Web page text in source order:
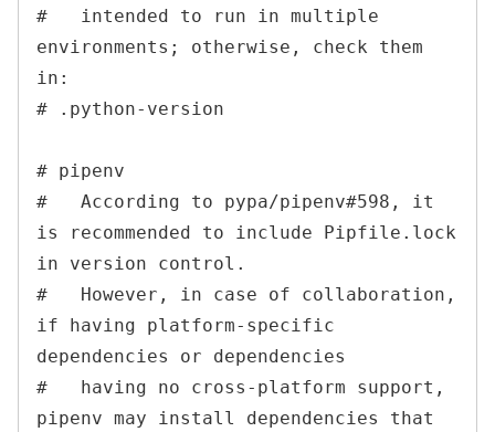
#   intended to run in multiple
environments; otherwise, check them
in:
# .python-version
# pipenv
#   According to pypa/pipenv#598, it
is recommended to include Pipfile.lock
in version control.
#   However, in case of collaboration,
if having platform-specific
dependencies or dependencies
#   having no cross-platform support,
pipenv may install dependencies that